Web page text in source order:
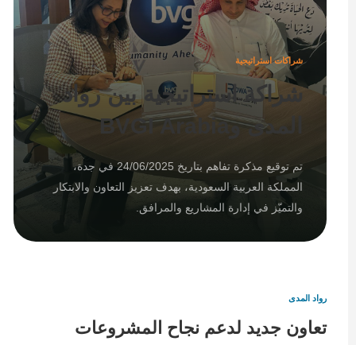
شراكات استراتيجية
شراكة استراتيجية بين رواد
المدى وBVGI Arabia
تم توقيع مذكرة تفاهم بتاريخ 24/06/2025 في جدة،
المملكة العربية السعودية، بهدف تعزيز التعاون والابتكار
والتميّز في إدارة المشاريع والمرافق.
رواد المدى
تعاون جديد لدعم نجاح المشروعات